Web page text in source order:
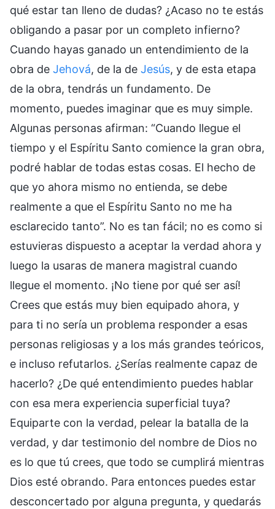
qué estar tan lleno de dudas? ¿Acaso no te estás
obligando a pasar por un completo infierno?
Cuando hayas ganado un entendimiento de la
obra de Jehová, de la de Jesús, y de esta etapa
de la obra, tendrás un fundamento. De
momento, puedes imaginar que es muy simple.
Algunas personas afirman: “Cuando llegue el
tiempo y el Espíritu Santo comience la gran obra,
podré hablar de todas estas cosas. El hecho de
que yo ahora mismo no entienda, se debe
realmente a que el Espíritu Santo no me ha
esclarecido tanto”. No es tan fácil; no es como si
estuvieras dispuesto a aceptar la verdad ahora y
luego la usaras de manera magistral cuando
llegue el momento. ¡No tiene por qué ser así!
Crees que estás muy bien equipado ahora, y
para ti no sería un problema responder a esas
personas religiosas y a los más grandes teóricos,
e incluso refutarlos. ¿Serías realmente capaz de
hacerlo? ¿De qué entendimiento puedes hablar
con esa mera experiencia superficial tuya?
Equiparte con la verdad, pelear la batalla de la
verdad, y dar testimonio del nombre de Dios no
es lo que tú crees, que todo se cumplirá mientras
Dios esté obrando. Para entonces puedes estar
desconcertado por alguna pregunta, y quedarás